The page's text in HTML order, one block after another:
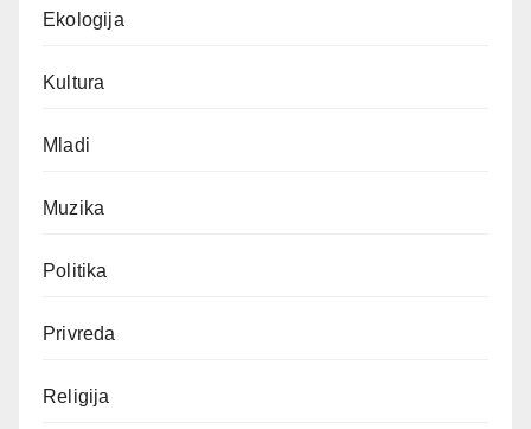
Ekologija
Kultura
Mladi
Muzika
Politika
Privreda
Religija